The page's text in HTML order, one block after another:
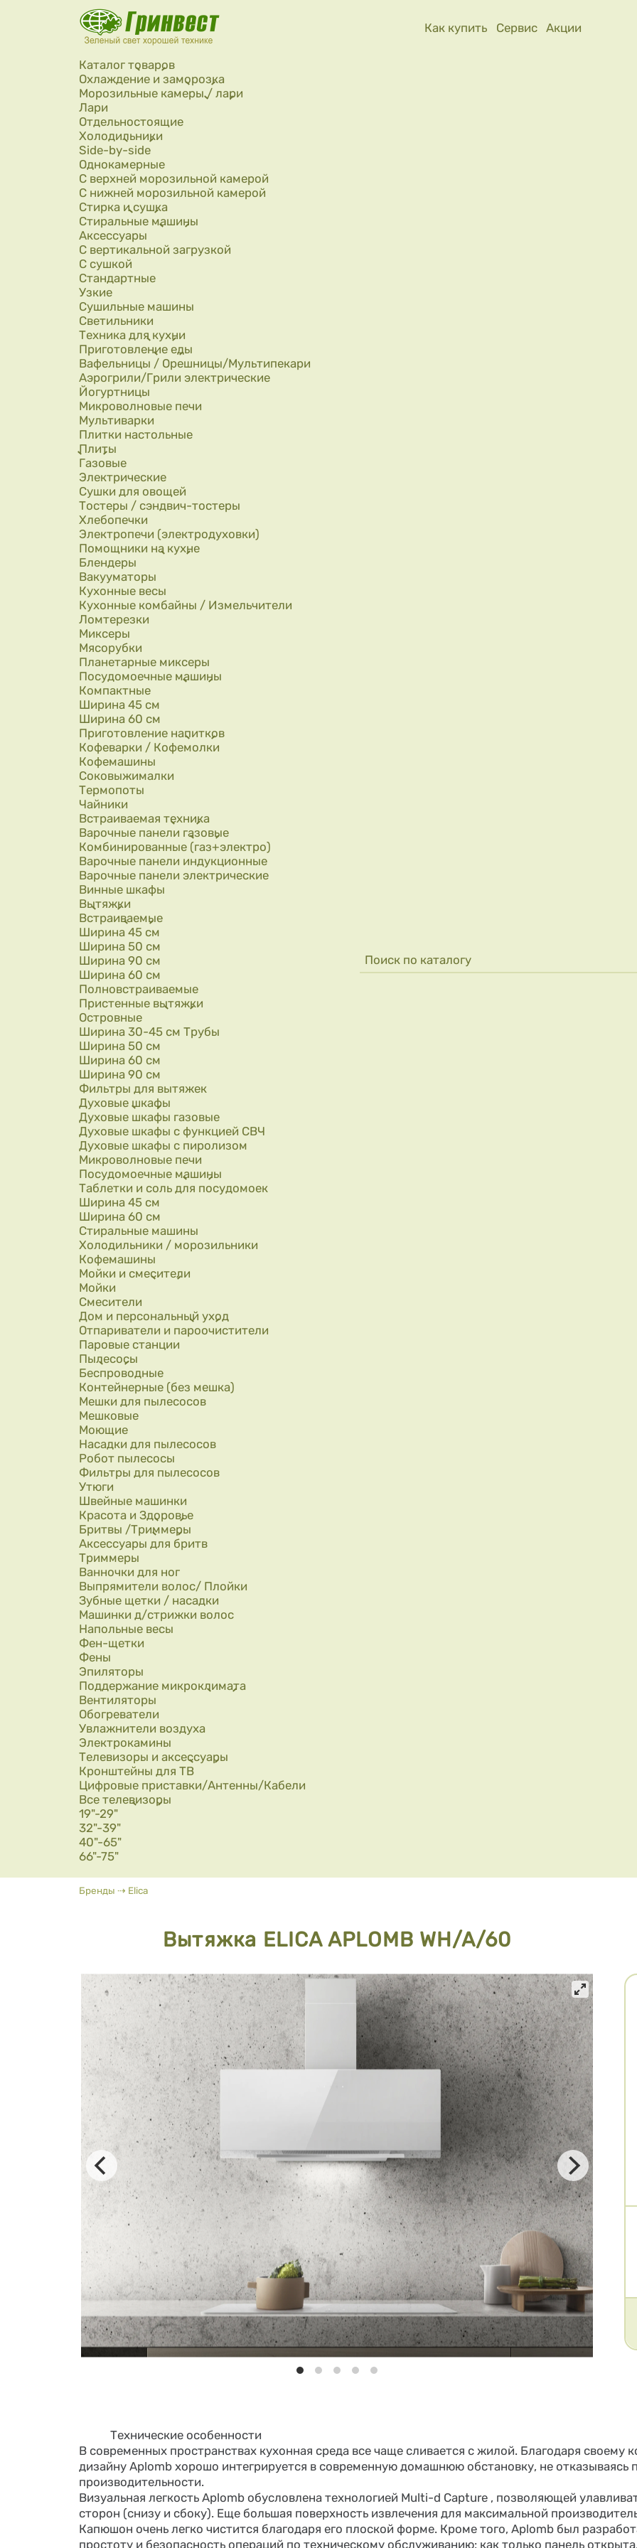
Перейти к основному содержанию
Как купить
Сервис Акции
Каталог товаров
Охлаждение и заморозка
Морозильные камеры / лари
Лари
Отдельностоящие
Холодильники
Side-by-side
Однокамерные
С верхней морозильной камерой
С нижней морозильной камерой
Стирка и сушка
Стиральные машины
Аксессуары
С вертикальной загрузкой
С сушкой
Стандартные
Узкие
Сушильные машины
Светильники
Техника для кухни
Приготовление еды
Вафельницы / Орешницы/Мультипекари
Аэрогрили/Грили электрические
Йогуртницы
Микроволновые печи
Мультиварки
Плитки настольные
Плиты
Газовые
Электрические
Сушки для овощей
Тостеры / сэндвич-тостеры
Хлебопечки
Электропечи (электродуховки)
Помощники на кухне
Блендеры
Вакууматоры
Кухонные весы
Кухонные комбайны / Измельчители
Ломтерезки
Миксеры
Мясорубки
Планетарные миксеры
Посудомоечные машины
Компактные
Ширина 45 см
Ширина 60 см
Приготовление напитков
Кофеварки / Кофемолки
Кофемашины
Соковыжималки
Термопоты
Чайники
Встраиваемая техника
Варочные панели газовые
Комбинированные (газ+электро)
Варочные панели индукционные
Варочные панели электрические
Винные шкафы
Вытяжки
Встраиваемые
Ширина 45 см
Ширина 50 см
Ширина 90 см
Ширина 60 см
Полновстраиваемые
Пристенные вытяжки
Островные
Ширина 30-45 см Трубы
Ширина 50 см
Ширина 60 см
Ширина 90 см
Фильтры для вытяжек
Духовые шкафы
Духовые шкафы газовые
Духовые шкафы с функцией СВЧ
Духовые шкафы с пиролизом
Микроволновые печи
Посудомоечные машины
Таблетки и соль для посудомоек
Ширина 45 см
Ширина 60 см
Стиральные машины
Холодильники / морозильники
Кофемашины
Мойки и смесители
Мойки
Смесители
Дом и персональный уход
Отпариватели и пароочистители
Паровые станции
Пылесосы
Беспроводные
Контейнерные (без мешка)
Мешки для пылесосов
Мешковые
Моющие
Насадки для пылесосов
Робот пылесосы
Фильтры для пылесосов
Утюги
Швейные машинки
Красота и Здоровье
Бритвы /Триммеры
Аксессуары для бритв
Триммеры
Ванночки для ног
Выпрямители волос/ Плойки
Зубные щетки / насадки
Машинки д/стрижки волос
Напольные весы
Фен-щетки
Фены
Эпиляторы
Поддержание микроклимата
Вентиляторы
Обогреватели
Увлажнители воздуха
Электрокамины
Телевизоры и аксессуары
Кронштейны для ТВ
Цифровые приставки/Антенны/Кабели
Все телевизоры
19"-29"
32"-39"
40"-65"
66"-75"
Форма поиска
Поиск
Вы здесь
Бренды ⇢ Elica
Вытяжка ELICA APLOMB WH/A/60
Технические особенности
В современных пространствах кухонная среда все чаще сливается с жилой. Благодаря своему
дизайну Aplomb хорошо интегрируется в современную домашнюю обстановку, не отказываясь
производительности.
Визуальная легкость Aplomb обусловлена ​​технологией Multi-d Capture , позволяющей
сторон (снизу и сбоку). Еще большая поверхность извлечения для максимальной
Капюшон очень легко чистится благодаря его плоской форме. Кроме того, Aplomb был
простоту и безопасность операций по техническому обслуживанию: как только панель